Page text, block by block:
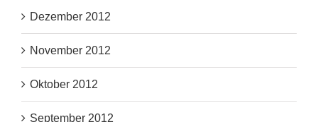
Dezember 2012
November 2012
Oktober 2012
September 2012